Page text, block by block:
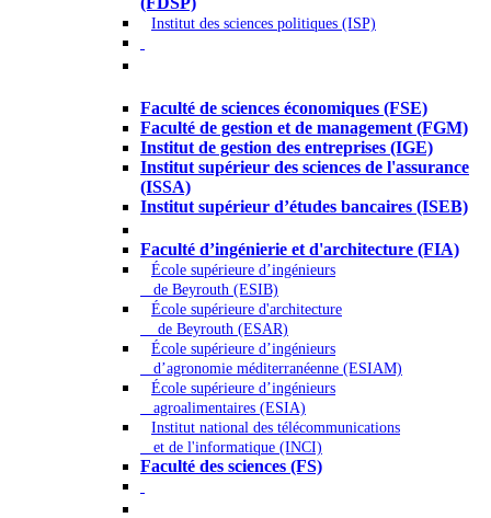
Institut des sciences politiques (ISP)
Faculté de sciences économiques (FSE)
Faculté de gestion et de management (FGM)
Institut de gestion des entreprises (IGE)
Institut supérieur des sciences de l'assurance
(ISSA)
Institut supérieur d’études bancaires (ISEB)
Faculté d’ingénierie et d'architecture (FIA)
École supérieure d’ingénieurs
de Beyrouth (ESIB)
École supérieure d'architecture
de Beyrouth (ESAR)
École supérieure d’ingénieurs
d’agronomie méditerranéenne (ESIAM)
École supérieure d’ingénieurs
agroalimentaires (ESIA)
Institut national des télécommunications
et de l'informatique (INCI)
Faculté des sciences (FS)